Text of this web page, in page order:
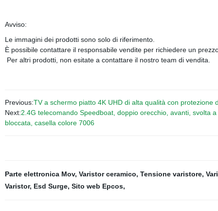
Avviso:
Le immagini dei prodotti sono solo di riferimento.
È possibile contattare il responsabile vendite per richiedere un
Per altri prodotti, non esitate a contattare il nostro team di vendita.
Previous:TV a schermo piatto 4K UHD di alta qualità con protezione
Next:2.4G telecomando Speedboat, doppio orecchio, avanti, svolta
bloccata, casella colore 7006
Parte elettronica Mov, Varistor ceramico, Tensione varistore,
Varistor, Esd Surge, Sito web Epcos,